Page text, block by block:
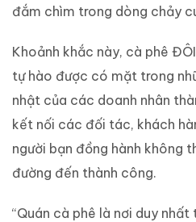
đắm chìm trong dòng chảy
Khoảnh khắc này, cà phê
tự hào được có mặt trong
nhật của các doanh nhân
kết nối các đối tác, khách
người bạn đồng hành không
đường đến thành công.
“Quán cà phê là nơi duy